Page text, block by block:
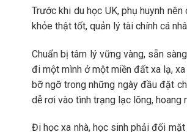
Trước khi du học UK, phụ huynh
khỏe thật tốt, quản lý tài chính cá
Chuẩn bị tâm lý vững vàng, sẵn
đi một mình ở một miền đất xa lạ,
bỡ ngỡ trong những ngày đầu đặt
dễ rơi vào tình trạng lạc lõng, hoang
Đi học xa nhà, học sinh phải đối